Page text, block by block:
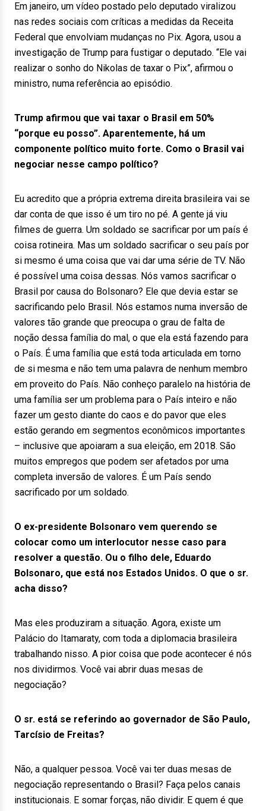
Em janeiro, um vídeo postado pelo deputado viralizou
nas redes sociais com críticas a medidas da Receita
Federal que envolviam mudanças no Pix. Agora, usou a
investigação de Trump para fustigar o deputado. “Ele vai
realizar o sonho do Nikolas de taxar o Pix”, afirmou o
ministro, numa referência ao episódio.
Trump afirmou que vai taxar o Brasil em 50%
“porque eu posso”. Aparentemente, há um
componente político muito forte. Como o Brasil vai
negociar nesse campo político?
Eu acredito que a própria extrema direita brasileira vai se
dar conta de que isso é um tiro no pé. A gente já viu
filmes de guerra. Um soldado se sacrificar por um país é
coisa rotineira. Mas um soldado sacrificar o seu país por
si mesmo é uma coisa que vai dar uma série de TV. Não
é possível uma coisa dessas. Nós vamos sacrificar o
Brasil por causa do Bolsonaro? Ele que devia estar se
sacrificando pelo Brasil. Nós estamos numa inversão de
valores tão grande que preocupa o grau de falta de
noção dessa família do mal, o que ela está fazendo para
o País. É uma família que está toda articulada em torno
de si mesma e não tem uma palavra de nenhum membro
em proveito do País. Não conheço paralelo na história de
uma família ser um problema para o País inteiro e não
fazer um gesto diante do caos e do pavor que eles
estão gerando em segmentos econômicos importantes
– inclusive que apoiaram a sua eleição, em 2018. São
muitos empregos que podem ser afetados por uma
completa inversão de valores. É um País sendo
sacrificado por um soldado.
O ex-presidente Bolsonaro vem querendo se
colocar como um interlocutor nesse caso para
resolver a questão. Ou o filho dele, Eduardo
Bolsonaro, que está nos Estados Unidos. O que o sr.
acha disso?
Mas eles produziram a situação. Agora, existe um
Palácio do Itamaraty, com toda a diplomacia brasileira
trabalhando nisso. A pior coisa que pode acontecer é nós
nos dividirmos. Você vai abrir duas mesas de
negociação?
O sr. está se referindo ao governador de São Paulo,
Tarcísio de Freitas?
Não, a qualquer pessoa. Você vai ter duas mesas de
negociação representando o Brasil? Faça pelos canais
institucionais. E somar forças, não dividir. E quem é que